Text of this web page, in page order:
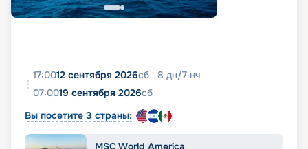
17:0012 сентября 2026сб 8 дн/7 нч
07:0019 сентября 2026сб
Вы посетите 3 страны:
MSC World America